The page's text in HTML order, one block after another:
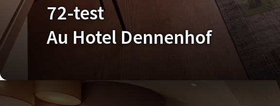
72-test
Au Hotel Dennenhof